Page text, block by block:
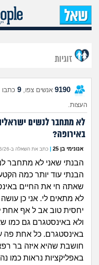
זוגיות
9190 אנשים צפו, 9 כתבו
העצות.
לא מתחבר לנשים
באירופה?
אנונימי בן 25 | כתב את השאלה ב-29/06/26 בשעה 16:49
הבנתי שאני לא מתחבר
הבנתי עוד יותר כמה
שאתה חי את החיים
לא מתאים לי. אני כן
יחסית טוב אב ל אף אחת
ולא באינסטגרם גם כמו
באינסטגרם. כל אחת פה
חושבת שהיא איזה בר
באפליקציות נראות כמו